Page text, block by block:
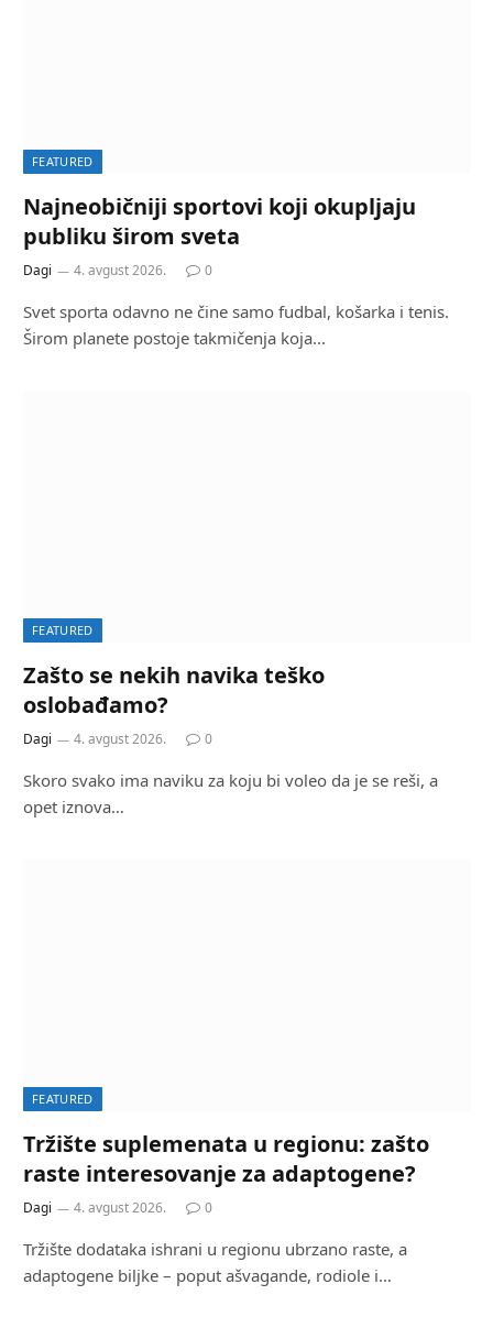
FEATURED
Najneobičniji sportovi koji okupljaju
publiku širom sveta
Dagi 4. avgust 2026. 0
Svet sporta odavno ne čine samo fudbal, košarka i tenis.
Širom planete postoje takmičenja koja…
FEATURED
Zašto se nekih navika teško
oslobađamo?
Dagi 4. avgust 2026. 0
Skoro svako ima naviku za koju bi voleo da je se reši, a
opet iznova…
FEATURED
Tržište suplemenata u regionu: zašto
raste interesovanje za adaptogene?
Dagi 4. avgust 2026. 0
Tržište dodataka ishrani u regionu ubrzano raste, a
adaptogene biljke – poput ašvagande, rodiole i…